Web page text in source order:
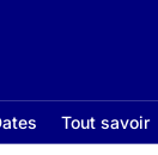
Tout savoir